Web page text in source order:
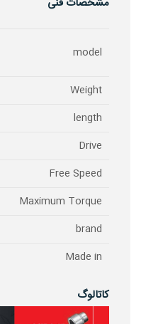
model
Weight
length
Drive
Free Speed
Maximum Torque
brand
Made in
کاتالوگ